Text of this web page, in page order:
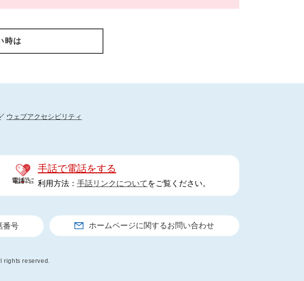
時は
ウェブアクセシビリティ
手話で電話をする
利用方法： 手話リンクについて をご覧ください。
番号 ホームページに関するお問い合わせ
rights reserved.